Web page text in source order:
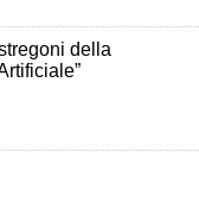
della